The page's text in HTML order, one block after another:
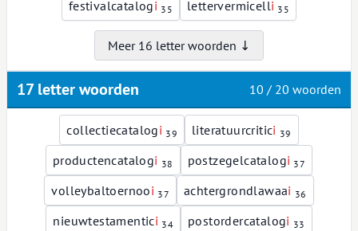
festivalcatalogi 35 lettervermicelli 35
Meer 16 letter woorden ↓
17 letter woorden 10 / 20 woorden
collectiecatalogi 39 literatuurcritici 39
productencatalogi 38 postzegelcatalogi 37
volleybaltoernooi 37 achtergrondlawaai 36
nieuwtestamentici 34 postordercatalogi 33